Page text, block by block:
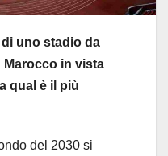
uno stadio da
Marocco in vista
qual è il più
del 2030 si